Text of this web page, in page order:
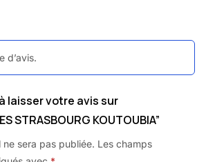
d’avis.
laisser votre avis sur
STRASBOURG KOUTOUBIA”
sera pas publiée. Les champs